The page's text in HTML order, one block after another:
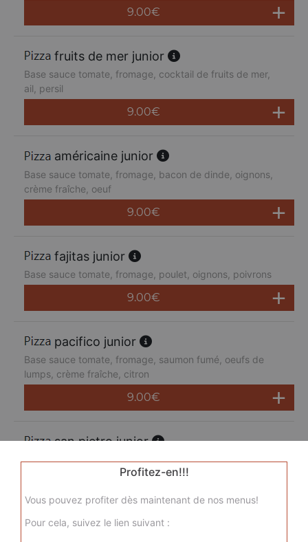
9.00€
fruits de mer junior
Base sauce tomate, fromage, cocktail de fruits de mer,
ail, persil
9.00€
américaine junior
Base sauce tomate, fromage, bacon de dinde, oignons,
crème fraîche, oeuf
9.00€
fajitas junior
Base sauce tomate, fromage, poulet, oignons, poivrons
9.00€
pacifico junior
Base sauce tomate, fromage, saumon fumé, oeufs de
lumps, crème fraîche, citron
9.00€
san pietro junior
Base sauce tomate, fromage, chorizo, jambon de dinde,
merguez, champignons
9.00€
Profitez-en!!!
Vous pouvez profiter dès maintenant de nos menus!
Pour cela, suivez le lien suivant :